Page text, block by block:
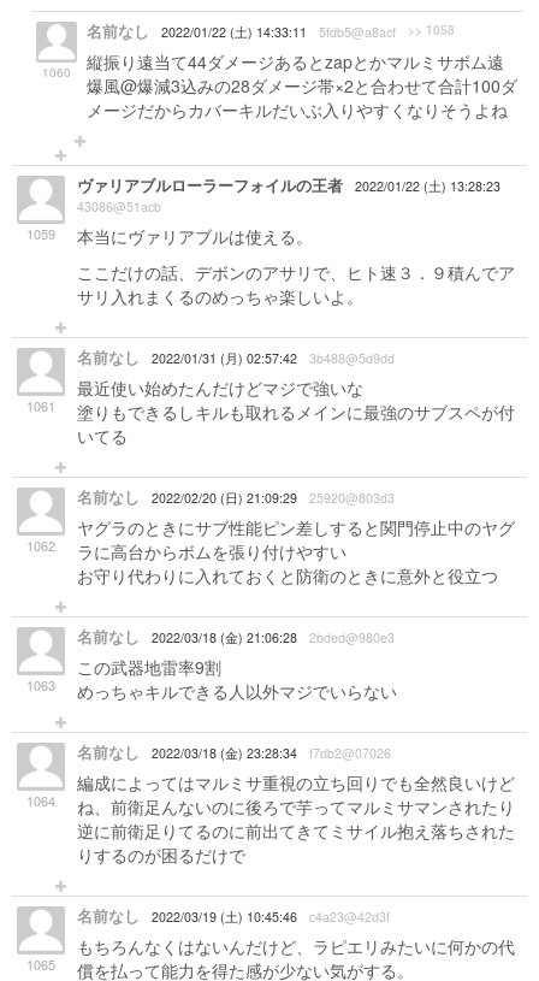
1060
名前なし 2022/01/22 (土) 14:33:11 5fdb5@a8acf >> 1058
縦振り遠当て44ダメージあるとzapとかマルミサボム遠
爆風@爆減3込みの28ダメージ帯×2と合わせて合計100ダ
メージだからカバーキルだいぶ入りやすくなりそうよね
1059
ヴァリアブルローラーフォイルの王者
2022/01/22 (土) 13:28:23
43086@51acb
本当にヴァリアブルは使える。
ここだけの話、デボンのアサリで、ヒト速３．９積んでア
サリ入れまくるのめっちゃ楽しいよ。
1061
名前なし 2022/01/31 (月) 02:57:42 3b488@5d9dd
最近使い始めたんだけどマジで強いな
塗りもできるしキルも取れるメインに最強のサブスペが付
いてる
1062
名前なし 2022/02/20 (日) 21:09:29 25920@803d3
ヤグラのときにサブ性能ピン差しすると関門停止中のヤグ
ラに高台からボムを張り付けやすい
お守り代わりに入れておくと防衛のときに意外と役立つ
1063
名前なし 2022/03/18 (金) 21:06:28 2bded@980e3
この武器地雷率9割
めっちゃキルできる人以外マジでいらない
1064
名前なし 2022/03/18 (金) 23:28:34 f7db2@07026
編成によってはマルミサ重視の立ち回りでも全然良いけど
ね、前衛足んないのに後ろで芋ってマルミサマンされたり
逆に前衛足りてるのに前出てきてミサイル抱え落ちされた
りするのが困るだけで
1065
名前なし 2022/03/19 (土) 10:45:46 c4a23@42d3f
もちろんなくはないんだけど、ラピエリみたいに何かの代
償を払って能力を得た感が少ない気がする。